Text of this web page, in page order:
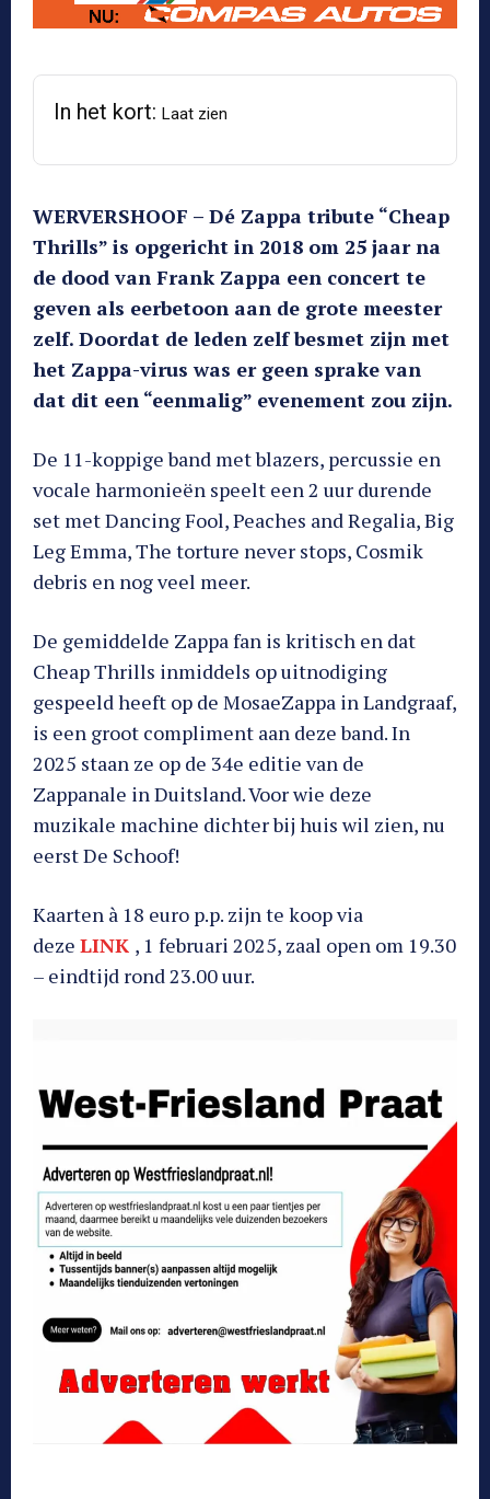
In het kort: Laat zien
WERVERSHOOF – Dé Zappa tribute “Cheap
Thrills” is opgericht in 2018 om 25 jaar na
de dood van Frank Zappa een concert te
geven als eerbetoon aan de grote meester
zelf. Doordat de leden zelf besmet zijn met
het Zappa-virus was er geen sprake van
dat dit een “eenmalig” evenement zou zijn.
De 11-koppige band met blazers, percussie en
vocale harmonieën speelt een 2 uur durende
set met Dancing Fool, Peaches and Regalia, Big
Leg Emma, ​​​​The torture never stops, Cosmik
debris en nog veel meer.
De gemiddelde Zappa fan is kritisch en dat
Cheap Thrills inmiddels op uitnodiging
gespeeld heeft op de MosaeZappa in Landgraaf,
is een groot compliment aan deze band. In
2025 staan ze op de 34e editie van de
Zappanale in Duitsland. Voor wie deze
muzikale machine dichter bij huis wil zien, nu
eerst De Schoof!
Kaarten à 18 euro p.p. zijn te koop via
deze LINK , 1 februari 2025, zaal open om 19.30
– eindtijd rond 23.00 uur.